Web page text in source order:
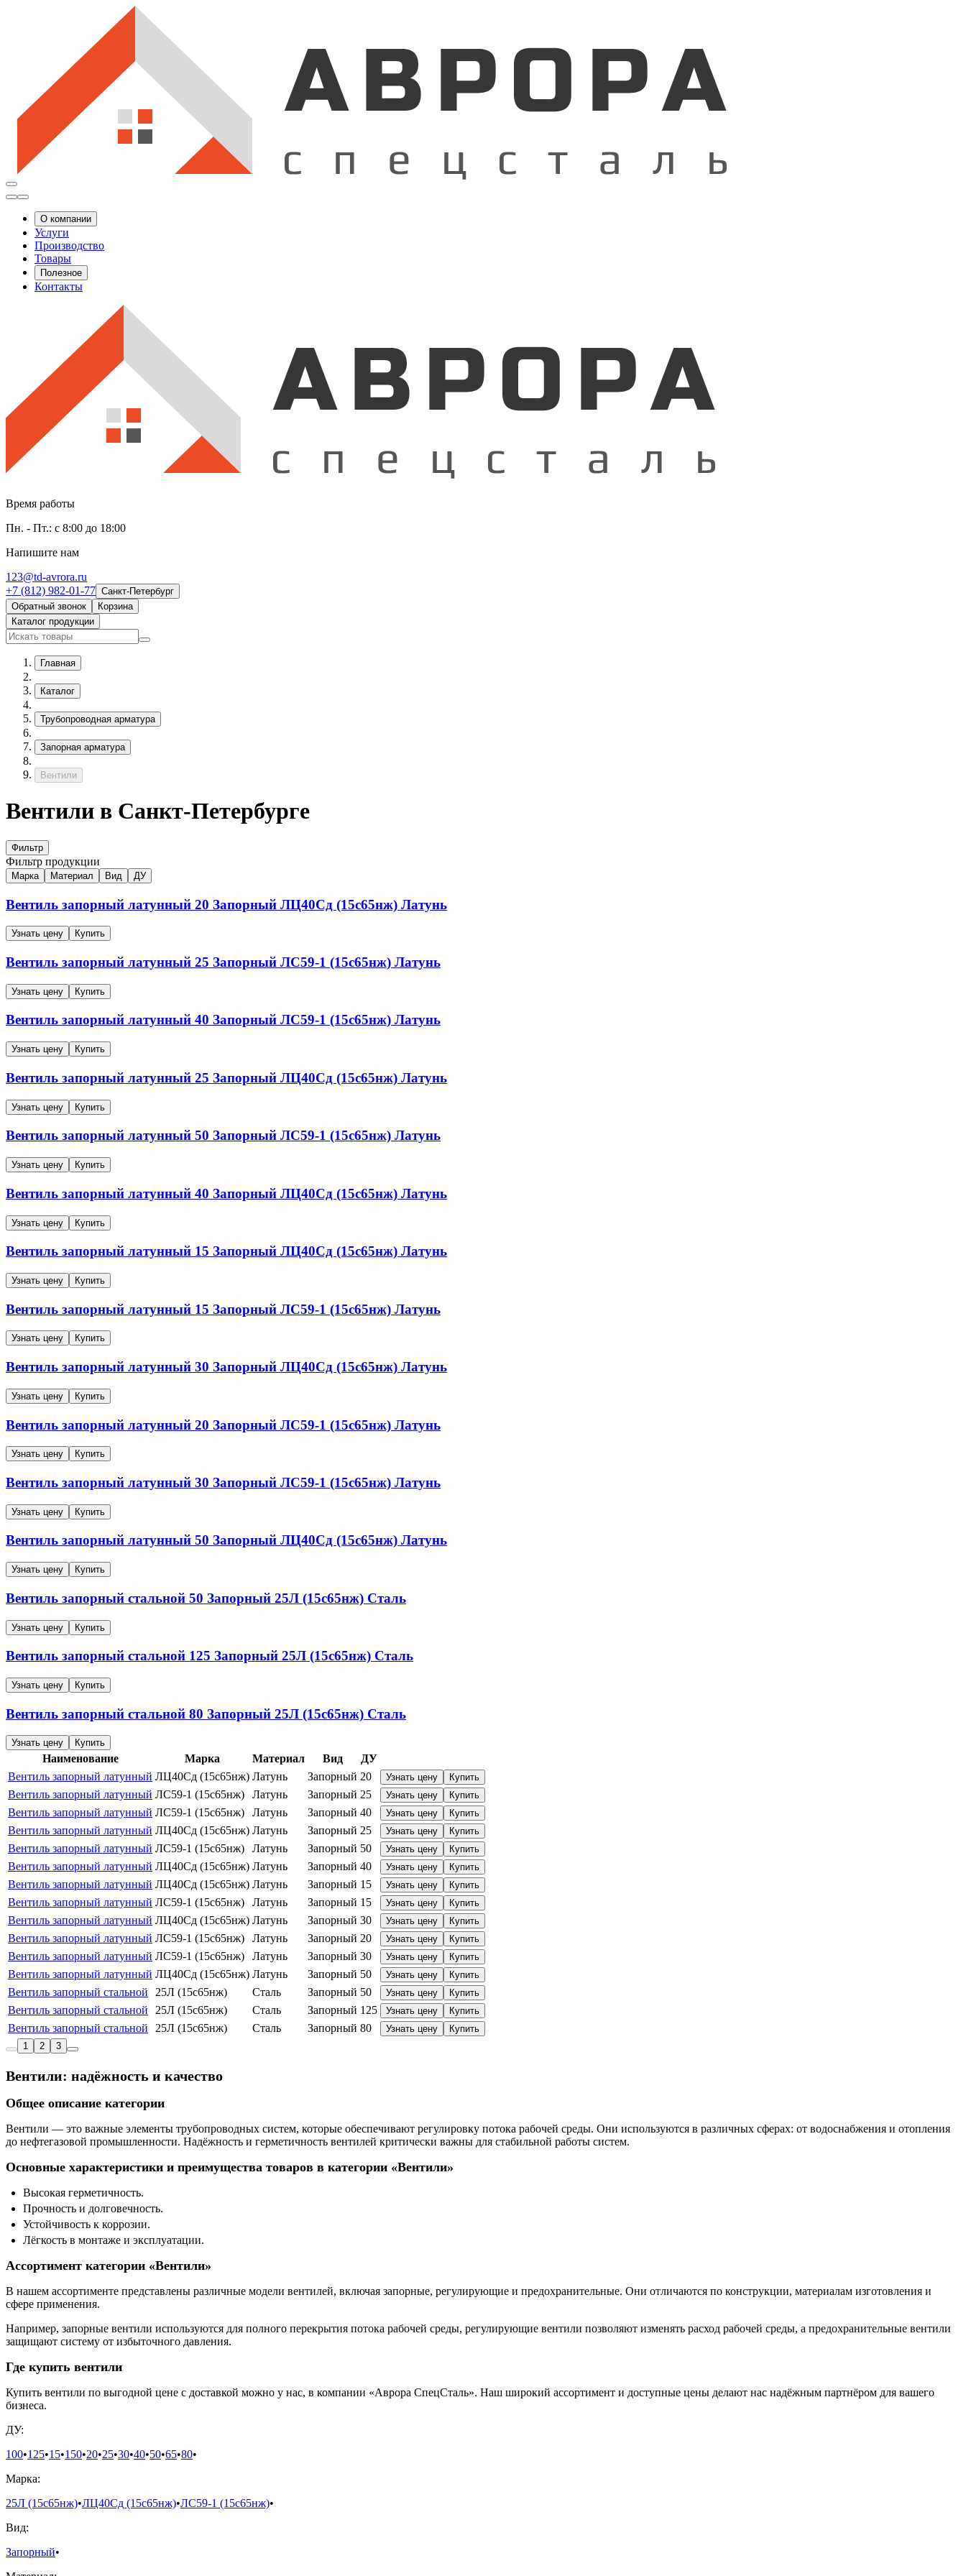
О компании
Услуги
Производство
Товары
Полезное
Контакты
Время работы
Пн. - Пт.: с 8:00 до 18:00
Напишите нам
123@td-avrora.ru
+7 (812) 982-01-77 Санкт-Петербург
Обратный звонок
Корзина
Каталог продукции
Главная
Каталог
Трубопроводная арматура
Запорная арматура
Вентили
Вентили в Санкт-Петербурге
Фильтр
Фильтр продукции
Марка Материал Вид ДУ
Вентиль запорный латунный 20 Запорный ЛЦ40Сд (15с65нж) Латунь
Узнать цену Купить
Вентиль запорный латунный 25 Запорный ЛС59-1 (15с65нж) Латунь
Узнать цену Купить
Вентиль запорный латунный 40 Запорный ЛС59-1 (15с65нж) Латунь
Узнать цену Купить
Вентиль запорный латунный 25 Запорный ЛЦ40Сд (15с65нж) Латунь
Узнать цену Купить
Вентиль запорный латунный 50 Запорный ЛС59-1 (15с65нж) Латунь
Узнать цену Купить
Вентиль запорный латунный 40 Запорный ЛЦ40Сд (15с65нж) Латунь
Узнать цену Купить
Вентиль запорный латунный 15 Запорный ЛЦ40Сд (15с65нж) Латунь
Узнать цену Купить
Вентиль запорный латунный 15 Запорный ЛС59-1 (15с65нж) Латунь
Узнать цену Купить
Вентиль запорный латунный 30 Запорный ЛЦ40Сд (15с65нж) Латунь
Узнать цену Купить
Вентиль запорный латунный 20 Запорный ЛС59-1 (15с65нж) Латунь
Узнать цену Купить
Вентиль запорный латунный 30 Запорный ЛС59-1 (15с65нж) Латунь
Узнать цену Купить
Вентиль запорный латунный 50 Запорный ЛЦ40Сд (15с65нж) Латунь
Узнать цену Купить
Вентиль запорный стальной 50 Запорный 25Л (15с65нж) Сталь
Узнать цену Купить
Вентиль запорный стальной 125 Запорный 25Л (15с65нж) Сталь
Узнать цену Купить
Вентиль запорный стальной 80 Запорный 25Л (15с65нж) Сталь
Узнать цену Купить
Наименование Марка Материал Вид
ДУ
Вентиль запорный латунный ЛЦ40Сд (15с65нж) Латунь Запорный 20 Узнать цену Купить
Вентиль запорный латунный ЛС59-1 (15с65нж) Латунь Запорный 25 Узнать цену Купить
Вентиль запорный латунный ЛС59-1 (15с65нж) Латунь Запорный 40 Узнать цену Купить
Вентиль запорный латунный ЛЦ40Сд (15с65нж) Латунь Запорный 25 Узнать цену Купить
Вентиль запорный латунный ЛС59-1 (15с65нж) Латунь Запорный 50 Узнать цену Купить
Вентиль запорный латунный ЛЦ40Сд (15с65нж) Латунь Запорный 40 Узнать цену Купить
Вентиль запорный латунный ЛЦ40Сд (15с65нж) Латунь Запорный 15 Узнать цену Купить
Вентиль запорный латунный ЛС59-1 (15с65нж) Латунь Запорный 15 Узнать цену Купить
Вентиль запорный латунный ЛЦ40Сд (15с65нж) Латунь Запорный 30 Узнать цену Купить
Вентиль запорный латунный ЛС59-1 (15с65нж) Латунь Запорный 20 Узнать цену Купить
Вентиль запорный латунный ЛС59-1 (15с65нж) Латунь Запорный 30 Узнать цену Купить
Вентиль запорный латунный ЛЦ40Сд (15с65нж) Латунь Запорный 50 Узнать цену Купить
Вентиль запорный стальной 25Л (15с65нж) Сталь Запорный 50 Узнать цену Купить
Вентиль запорный стальной 25Л (15с65нж) Сталь Запорный 125 Узнать цену Купить
Вентиль запорный стальной 25Л (15с65нж) Сталь Запорный 80 Узнать цену
Купить
1
2 3
Вентили: надёжность и качество
Общее описание категории
Вентили — это важные элементы трубопроводных систем, которые обеспечивают регулировку потока рабочей среды. Они используются в различных сферах: от водоснабжения и отопления
до нефтегазовой промышленности. Надёжность и герметичность вентилей критически важны для стабильной работы систем.
Основные характеристики и преимущества товаров в категории «Вентили»
Высокая герметичность.
Прочность и долговечность.
Устойчивость к коррозии.
Лёгкость в монтаже и эксплуатации.
Ассортимент категории «Вентили»
В нашем ассортименте представлены различные модели вентилей, включая запорные, регулирующие и предохранительные. Они отличаются по конструкции, материалам изготовления и
сфере применения.
Например, запорные вентили используются для полного перекрытия потока рабочей среды, регулирующие вентили позволяют изменять расход рабочей среды, а предохранительные вентили
защищают систему от избыточного давления.
Где купить вентили
Купить вентили по выгодной цене с доставкой можно у нас, в компании «Аврора СпецСталь». Наш широкий ассортимент и доступные цены делают нас надёжным партнёром для вашего
бизнеса.
ДУ:
100•125•15•150•20•25•30•40•50•65•80•
Марка:
25Л (15с65нж)•ЛЦ40Сд (15с65нж)•ЛС59-1 (15с65нж)•
Вид:
Запорный•